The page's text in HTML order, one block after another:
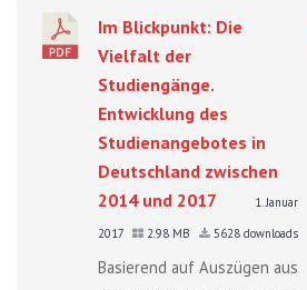
Im Blickpunkt: Die
Vielfalt der
Studiengänge.
Entwicklung des
Studienangebotes in
Deutschland zwischen
2014 und 2017
1. Januar
2017
2.98 MB 5628 downloads
Basierend auf Auszügen aus